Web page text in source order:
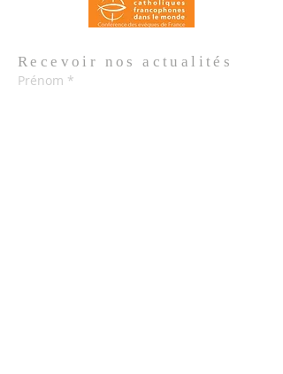
Recevoir nosactualités
Prénom *